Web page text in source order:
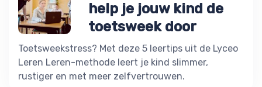
help je jouw kind de
toetsweek door
Toetsweekstress? Met deze 5 leertips uit de Lyceo
Leren Leren-methode leert je kind slimmer,
rustiger en met meer zelfvertrouwen.